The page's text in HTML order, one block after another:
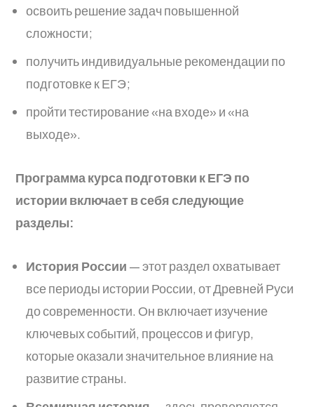
освоить решение задач повышенной
сложности;
получить индивидуальные рекомендации по
подготовке к ЕГЭ;
пройти тестирование «на входе» и «на
выходе».
Программа курса подготовки к ЕГЭ по
истории включает в себя следующие
разделы:
История России — этот раздел охватывает
все периоды истории России, от Древней Руси
до современности. Он включает изучение
ключевых событий, процессов и фигур,
которые оказали значительное влияние на
развитие страны.